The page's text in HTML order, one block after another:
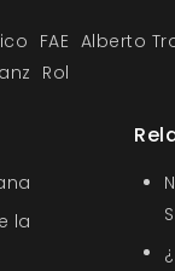
FAE Alberto
Rol
la